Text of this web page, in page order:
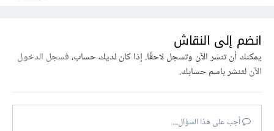
انضم إلى النقاش
يمكنك أن تنشر الآن وتسجل لاحقًا. إذا كان لديك حساب،فسجل الدخول
الآنلتنشر باسم حسابك.
أجب على هذا السؤال...